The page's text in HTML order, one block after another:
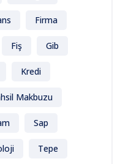
Firma
Fiş Gib
Kredi
Makbuzu
Sap
Tepe